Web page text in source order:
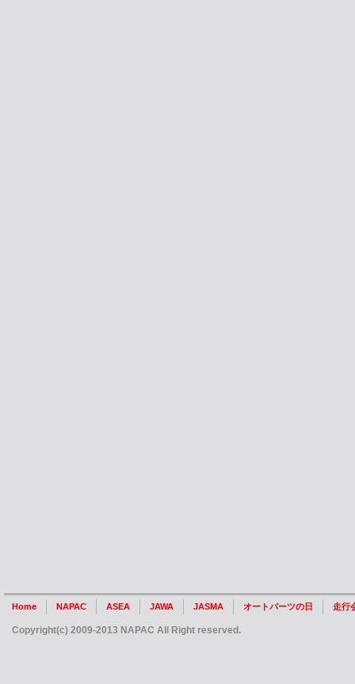
Home NAPAC ASEA JAWA JASMA オートパーツの日 走行
Copyright(c) 2009-2013 NAPAC All Right reserved.